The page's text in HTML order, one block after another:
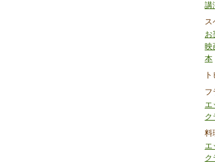
講
ス
お
映
本
フ
エ
ク
料
エ
ク